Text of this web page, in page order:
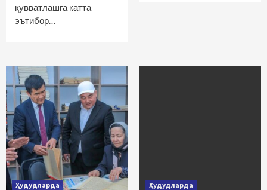
қувватлашга катта
эътибор…
Ҳудудларда Ҳудудларда